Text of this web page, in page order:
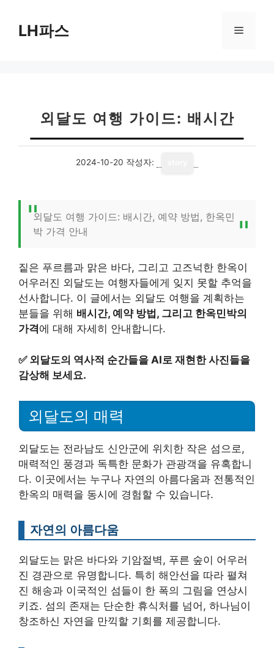
LH파스 메
외달도 여행 가이드: 배시간
2024-10-20 작성자:
외달도 여행 가이드: 배시간, 예약 방법, 한옥민
박 가격 안내
짙은 푸르름과 맑은 바다, 그리고 고즈넉한 한옥이
어우러진 외달도는 여행자들에게 잊지 못할 추억을
선사합니다. 이 글에서는 외달도 여행을 계획하는
분들을 위해 배시간, 예약 방법, 그리고 한옥민박의
가격에 대해 자세히 안내합니다.
✅ 외달도의 역사적 순간들을 AI로 재현한 사진들을
감상해 보세요.
외달도의 매력
외달도는 전라남도 신안군에 위치한 작은 섬으로,
매력적인 풍경과 독특한 문화가 관광객을 유혹합니
다. 이곳에서는 누구나 자연의 아름다움과 전통적인
한옥의 매력을 동시에 경험할 수 있습니다.
자연의 아름다움
외달도는 맑은 바다와 기암절벽, 푸른 숲이 어우러
진 경관으로 유명합니다. 특히 해안선을 따라 펼쳐
진 해송과 이국적인 섬들이 한 폭의 그림을 연상시
키죠. 섬의 존재는 단순한 휴식처를 넘어, 하나님이
창조하신 자연을 만끽할 기회를 제공합니다.